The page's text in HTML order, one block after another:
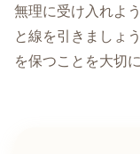
無理に受け入れよ
と線を引きましょ
を保つことを大切